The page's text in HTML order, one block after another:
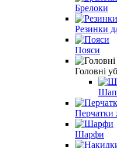
Брелоки
Резинки
Пояси
Головні
Перчатки
Шарфи